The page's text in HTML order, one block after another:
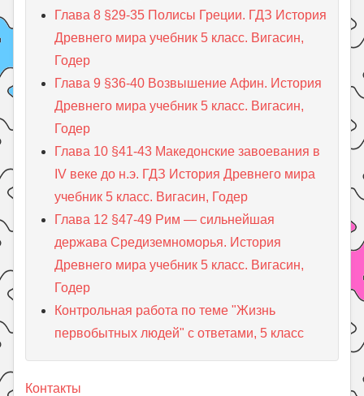
Глава 8 §29-35 Полисы Греции. ГДЗ История
Древнего мира учебник 5 класс. Вигасин,
Годер
Глава 9 §36-40 Возвышение Афин. История
Древнего мира учебник 5 класс. Вигасин,
Годер
Глава 10 §41-43 Македонские завоевания в
IV веке до н.э. ГДЗ История Древнего мира
учебник 5 класс. Вигасин, Годер
Глава 12 §47-49 Рим — сильнейшая
держава Средиземноморья. История
Древнего мира учебник 5 класс. Вигасин,
Годер
Контрольная работа по теме "Жизнь
первобытных людей" с ответами, 5 класс
Контакты